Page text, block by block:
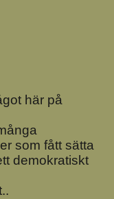
här på
som fått sätta
demokratiskt